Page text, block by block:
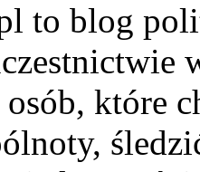
to blog
które